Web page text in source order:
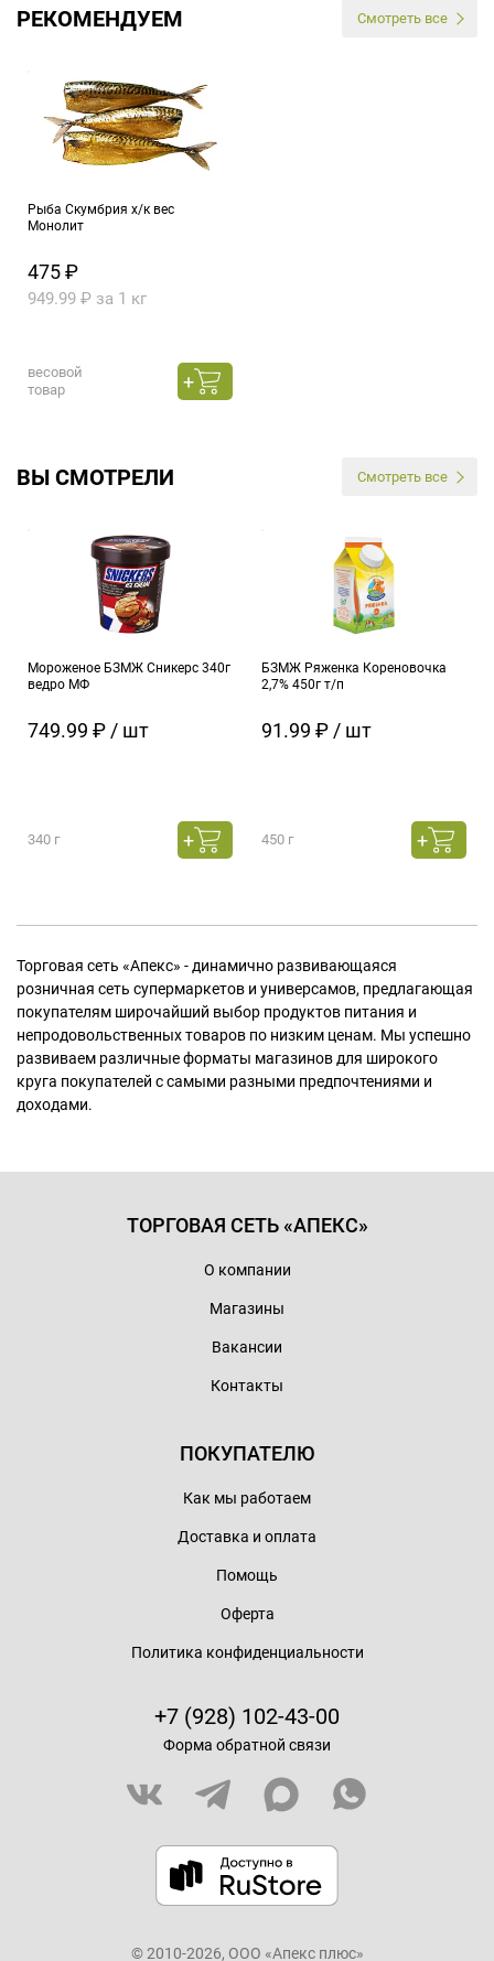
РЕКОМЕНДУЕМ Смотреть все
Рыба Скумбрия х/к вес
Монолит
475 ₽
949.99 ₽ за 1 кг
весовой
товар
ВЫ СМОТРЕЛИ Смотреть все
Мороженое БЗМЖ Сникерс 340г
ведро МФ
749.99 ₽ / шт
340 г
БЗМЖ Ряженка Кореновочка
2,7% 450г т/п
91.99 ₽ / шт
450 г
Торговая сеть «Апекс» - динамично развивающаяся
розничная сеть супермаркетов и универсамов, предлагающая
покупателям широчайший выбор продуктов питания и
непродовольственных товаров по низким ценам. Мы успешно
развиваем различные форматы магазинов для широкого
круга покупателей с самыми разными предпочтениями и
доходами.
ТОРГОВАЯ СЕТЬ «АПЕКС»
О компании
Магазины
Вакансии
Контакты
ПОКУПАТЕЛЮ
Как мы работаем
Доставка и оплата
Помощь
Оферта
Политика конфиденциальности
+7 (928) 102-43-00
Форма обратной связи
© 2010-2026, ООО «Апекс плюс»